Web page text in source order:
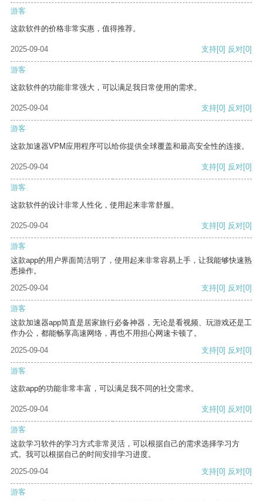
游客
这款软件的价格非常实惠，值得推荐。
2025-09-04 支持[0] 反对[0]
游客
这款软件的功能非常强大，可以满足我日常使用的需求。
2025-09-04 支持[0] 反对[0]
游客
这款加速器VPM应用程序可以给你提供全球覆盖和最高安全性的连接。
2025-09-04 支持[0] 反对[0]
游客
这款软件的设计非常人性化，使用起来非常舒服。
2025-09-04 支持[0] 反对[0]
游客
这款app的用户界面简洁明了，使用起来非常容易上手，让我能够快速熟
悉操作。
2025-09-04
支持[0] 反对[0]
游客
这款加速器app简直是居家旅行必备神器，无论是看视频、玩游戏还是工
作办公，都能畅享高速网络，再也不用担心网速卡顿了。
2025-09-04
支持[0] 反对[0]
游客
这款app的功能非常丰富，可以满足我不同的社交需求。
2025-09-04 支持[0] 反对[0]
游客
这款学习软件的学习方式非常灵活，可以根据自己的需求选择学习方
式。我可以根据自己的时间安排学习进度。
2025-09-04
支持[0] 反对[0]
游客